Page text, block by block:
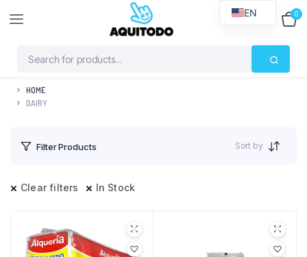
0
HOME
DAIRY
Filter Products Sort by
Clear filters In Stock
EN